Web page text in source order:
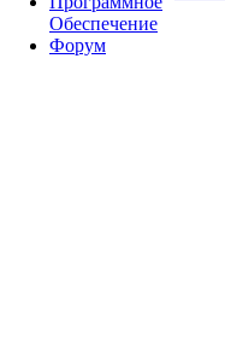
Обеспечение
Форум